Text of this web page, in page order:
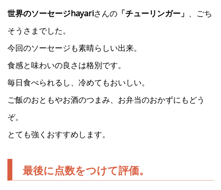
世界のソーセージhayariさんの 「チューリンガー」 、ごち
そうさまでした。
今回のソーセージも素晴らしい出来。
食感と味わいの良さは格別です。
毎日食べられるし、冷めてもおいしい。
ご飯のおともやお酒のつまみ、お弁当のおかずにもどう
ぞ。
とても強くおすすめします。
最後に点数をつけて評価。